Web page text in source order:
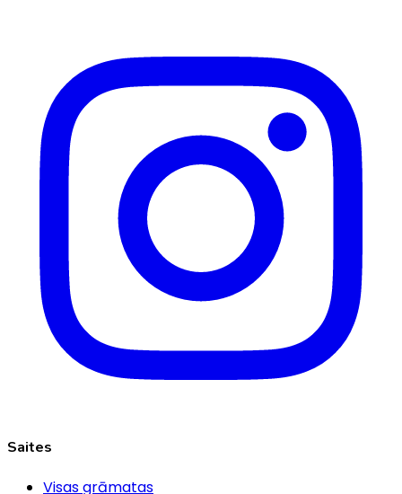
Saites
Visas grāmatas